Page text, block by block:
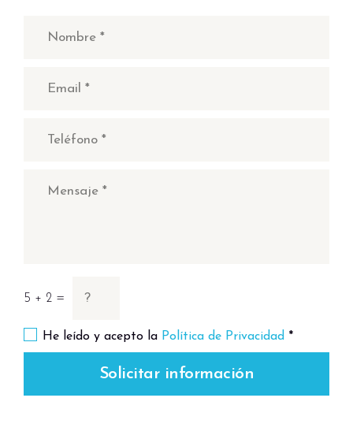
5 + 2 =
He leído y acepto la Política de Privacidad *
Solicitar información